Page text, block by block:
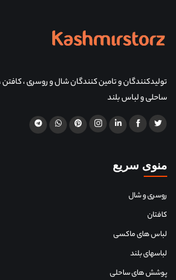
تولیدکنندگان و تامین کنندگان شال و روسری ،
ساحلی و لباس بلند
منوی سریع
روسری و شال
کافتان
لباس های ماکسی
لباسهای بلند
پوشش های ساحلی